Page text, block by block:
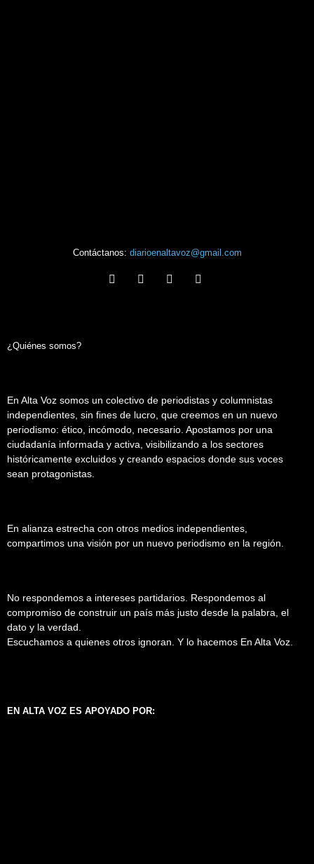
Contáctanos: diarioenaltavoz@gmail.com
¿Quiénes somos?
En Alta Voz somos un colectivo de periodistas y columnistas
independientes, sin fines de lucro, que creemos en un nuevo
periodismo: ético, incómodo, necesario. Apostamos por una
ciudadanía informada y activa, visibilizando a los sectores
históricamente excluidos y creando espacios donde sus voces
sean protagonistas.
En alianza estrecha con otros medios independientes,
compartimos una visión por un nuevo periodismo en la región.
No respondemos a intereses partidarios. Respondemos al
compromiso de construir un país más justo desde la palabra, el
dato y la verdad.
Escuchamos a quienes otros ignoran. Y lo hacemos En Alta Voz.
EN ALTA VOZ ES APOYADO POR: